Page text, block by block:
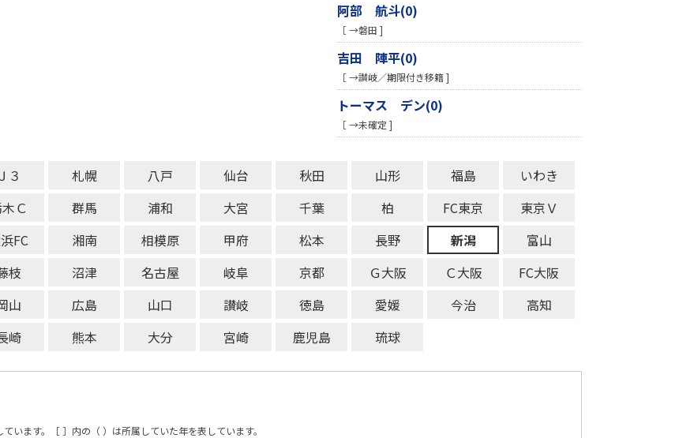
阿部 航斗(0)
［ →磐田 ]
吉田 陣平(0)
［ →讃岐／期限付き移籍 ]
トーマス デン(0)
［ →未確定 ]
Ｊ３ 札幌 八戸 仙台 秋田 山形 福島
いわき
Ｃ 群馬 浦和 大宮 千葉 柏 FC東京
東京Ｖ
FC 湘南 相模原 甲府 松本 長野 新潟
富山
枝 沼津 名古屋 岐阜 京都 Ｇ大阪 Ｃ大阪
FC大阪
山 広島 山口 讃岐 徳島 愛媛 今治
高知
崎 熊本 大分 宮崎 鹿児島 琉球
います。［ ］内の（ ）は所属していた年を表しています。